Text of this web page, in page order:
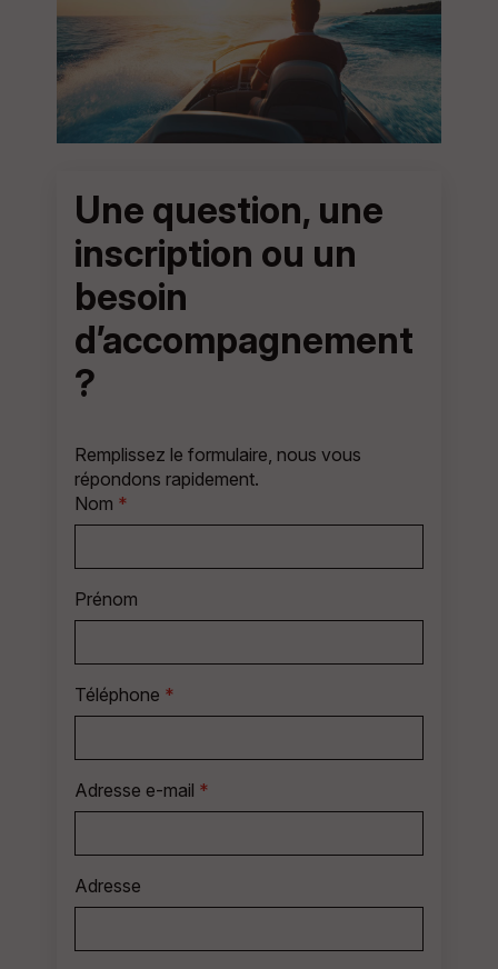
Une question, une
inscription ou un
besoin
d’accompagnement
?
Remplissez le formulaire, nous vous
répondons rapidement.
Nom *
Prénom
Téléphone *
Adresse e-mail *
Adresse